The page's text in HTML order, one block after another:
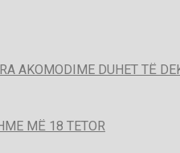
AKOMODIME DUHET TË
MË 18 TETOR